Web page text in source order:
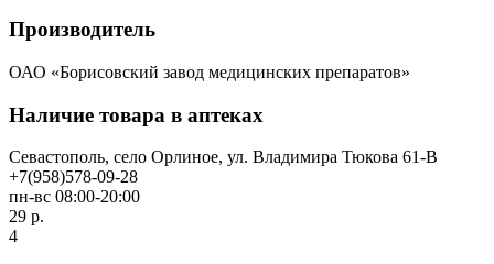
Производитель
ОАО «Борисовский завод медицинских препаратов»
Наличие товара в аптеках
Севастополь, село Орлиное, ул. Владимира Тюкова 61-В
+7(958)578-09-28
пн-вс 08:00-20:00
29 р.
4